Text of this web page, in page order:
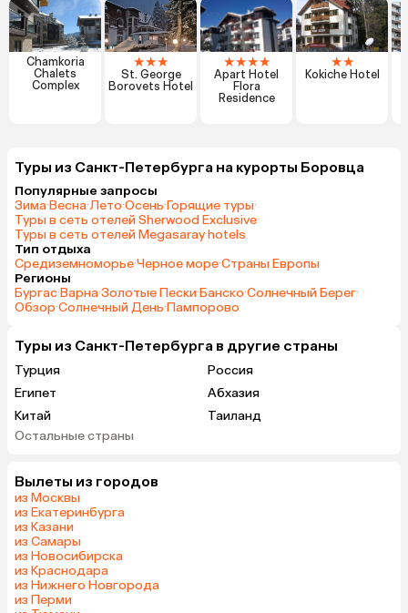
Chamkoria
Chalets
Complex
★★★
St. George
Borovets Hotel
★★★★
Apart Hotel
Flora
Residence
★★
Kokiche Hotel
Туры из Санкт-Петербурга на курорты Боровца
Популярные запросы
Зима·Весна·Лето·Осень·Горящие туры·
Туры в сеть отелей Sherwood Exclusive·
Туры в сеть отелей Megasaray hotels
Тип отдыха
Средиземноморье·Черное море·Страны Европы
Регионы
Бургас·Варна·Золотые Пески·Банско·Солнечный Берег·
Обзор·Солнечный День·Пампорово
Туры из Санкт-Петербурга в другие страны
Турция
Россия
Египет
Абхазия
Китай
Таиланд
Вьетнам
Грузия
Армения
Казахстан
Узбекистан
Сербия
Кипр
Остальные страны
Вылеты из городов
из Москвы
из Екатеринбурга
из Казани
из Самары
из Новосибирска
из Краснодара
из Нижнего Новгорода
из Перми